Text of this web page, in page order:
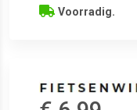
Voorradig.